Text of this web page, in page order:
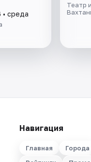
• среда
Театр
Навигация
Главная Города